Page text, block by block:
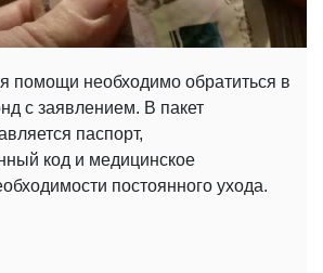
помощи необходимо обратиться в
с заявлением. В пакет
паспорт,
код и медицинское
постоянного ухода.